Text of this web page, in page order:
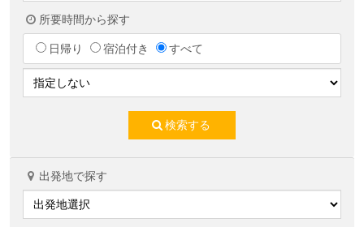
所要時間から探す
日帰り 宿泊付き すべて
検索する
出発地で探す